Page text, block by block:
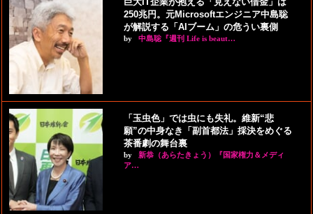
250兆円。元Microsoftエンジニア中島聡
が解説する「AIブーム」の危うい裏側
by 中島聡『週刊 Life is beaut…
「玉虫色」では虫にも失礼。維新“悲
願”の中身なき「副首都法」採決をめぐる
茶番劇の舞台裏
by
新恭（あらたきょう）『国家権力＆メディ
ア…